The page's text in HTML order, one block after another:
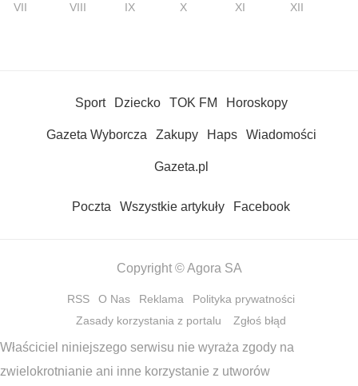
VII
VIII IX X XI XII
Sport Dziecko TOK FM Horoskopy
Gazeta Wyborcza Zakupy Haps Wiadomości
Gazeta.pl
Poczta Wszystkie artykuły Facebook
Copyright © Agora SA
RSS O Nas Reklama
Polityka prywatności
Zasady korzystania z portalu
Zgłoś błąd
Właściciel niniejszego serwisu nie wyraża zgody na
zwielokrotnianie ani inne korzystanie z utworów